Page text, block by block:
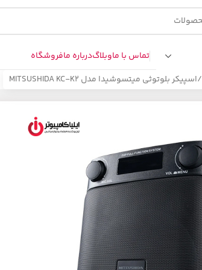
تماس با ماوبلاگدرباره مافروشگاه
اسپیکر بلوتوثی میتسوشیدا مدل MITSUSHIDA KC-K2